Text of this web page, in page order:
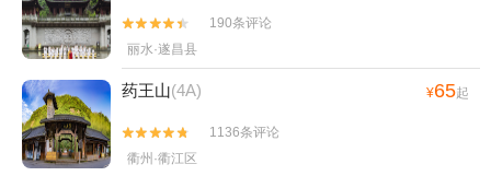


190条评论
丽水·遂昌县
药王山(4A) ¥65起


1136条评论
衢州·衢江区